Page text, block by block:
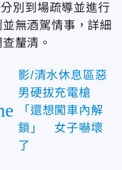
別到場疏導並進行
無酒駕情事，詳細
釐清。
影/清水休息區惡
男硬拔充電槍
「還想闖車內解
鎖」 女子嚇壞
了